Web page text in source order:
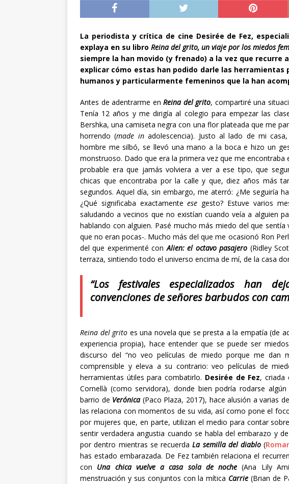
La periodista y crítica de cine Desirée de Fez,
explaya en su libroReina del grito, un viaje por los miedos
siempre la han movido (y frenado) a la vez que recurre
explicar cómo estas han podido darle las
humanos y particularmente femeninos que la han
Antes de adentrarme enReina del grito, compartiré una
Tenía 12 años y me dirigía al colegio para empezar las
Bershka, una camiseta negra con una flor plateada que me
horrendo (made inadolescencia). Justo al lado de mi
hombre me silbó, se llevó una mano a la boca e hizo un
monstruoso. Dado que era la primera vez que me encontraba
probable era que jamás volviera a ver a ese tipo, que
chicas que encontraba por la calle y que, diez años más
segundos. Aquel día, sin embargo, me aterró: ¿Me seguiría
¿Qué significaba exactamenteese gesto? Estuve varios
saludando a vecinos que no existían cuando veía a alguien
hablando con alguien. Pasé mucho más miedo del que
que no eran pocas-. Mucho más del que me ocasionó Ron
del que experimenté conAlien: el octavo pasajero (Ridley
terraza, sintiendo todo el universo encima de mí, de la casa
“Los festivales especializados han
convenciones de señores barbudos con
Reina del grito es una novela que se presta a la empatía (de
experiencia propia), hace entender que se puede ser
discurso del “no veo películas de miedo porque me dan
comprensible y eleva a su contrario: veo películas de
herramientas útiles para combatirlo. Desirée de Fez, criada
Cornellà (como servidora), donde bien podría rodarse
barrio de Verónica (Paco Plaza, 2017), hace alusión a varias
las relaciona con momentos de su vida, así como pone el
por mujeres que, en parte, utilizan el medio para contar
sentir verdadera angustia cuando se habla del embarazo y
por dentro mientras se recuerdaLa semilla del diablo (
has estado embarazada. De Fez también relaciona el
con Una chica vuelve a casa sola de noche(Ana Lily
menstruación y sus conjuntos con la mítica Carrie (Brian de